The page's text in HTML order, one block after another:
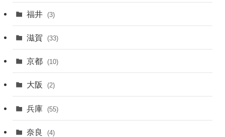
福井 (3)
滋賀 (33)
京都 (10)
大阪 (2)
兵庫 (55)
奈良 (4)